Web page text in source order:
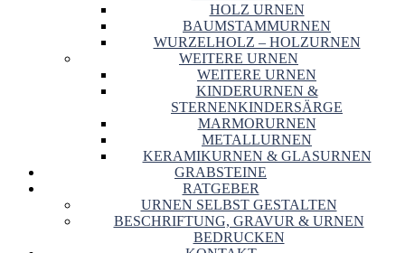
HOLZ URNEN
BAUMSTAMMURNEN
WURZELHOLZ – HOLZURNEN
WEITERE URNEN
WEITERE URNEN
KINDERURNEN &
STERNENKINDERSÄRGE
MARMORURNEN
METALLURNEN
KERAMIKURNEN & GLASURNEN
GRABSTEINE
RATGEBER
URNEN SELBST GESTALTEN
BESCHRIFTUNG, GRAVUR & URNEN
BEDRUCKEN